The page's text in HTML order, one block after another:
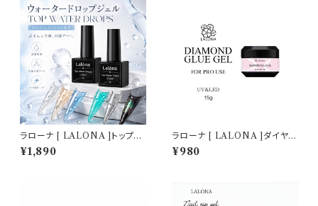
ラローナ [ LALONA ]トップウ
ォータードロップジェル( 5gセッ
ト ) ネイルアート/ぽちょんネイ
¥1,890
ラローナ [ LALONA ]ダイヤモ
ンドグルージェル ( 15g ) ジェル
ネイル/ビジュージェル/ノンワイ
¥980